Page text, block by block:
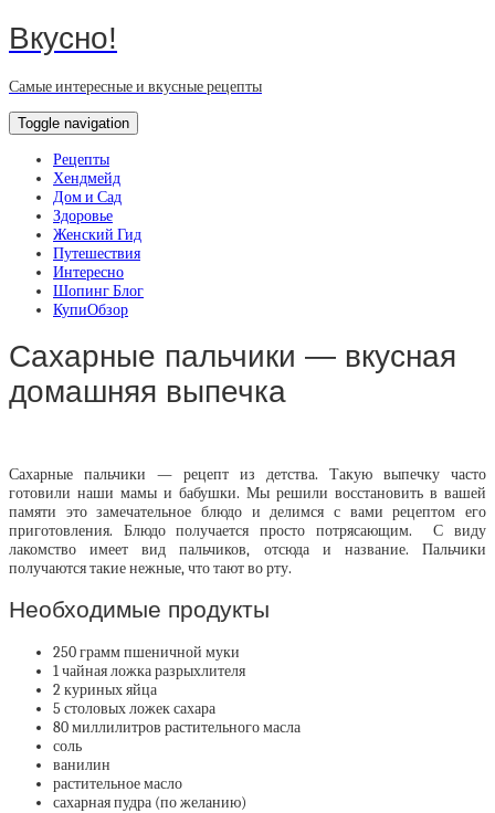
Вкусно!
Самые интересные и вкусные рецепты
Toggle navigation
Рецепты
Хендмейд
Дом и Сад
Здоровье
Женский Гид
Путешествия
Интересно
Шопинг Блог
КупиОбзор
Сахарные пальчики — вкусная
домашняя выпечка
Сахарные пальчики — рецепт из детства. Такую выпечку часто
готовили наши мамы и бабушки. Мы решили восстановить в вашей
памяти это замечательное блюдо и делимся с вами рецептом его
приготовления. Блюдо получается просто потрясающим. С виду
лакомство имеет вид пальчиков, отсюда и название. Пальчики
получаются такие нежные, что тают во рту.
Необходимые продукты
250 грамм пшеничной муки
1 чайная ложка разрыхлителя
2 куриных яйца
5 столовых ложек сахара
80 миллилитров растительного масла
соль
ванилин
растительное масло
сахарная пудра (по желанию)